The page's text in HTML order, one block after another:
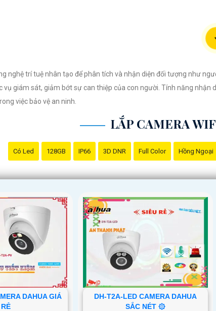
nghệ trí tuệ nhân tạo để phân tích và nhận diện đối tượng như
vụ giám sát, giảm bớt sự can thiệp của con người. Tính năng
việc bảo vệ an ninh.
LẮP CAMERA
Có Led 128GB IP66 3D DNR Full Color Hồng Ngoại
DAHUA GIÁ
RẺ
DH-T2A-LED CAMERA DAHUA
SẮC NÉT ۞